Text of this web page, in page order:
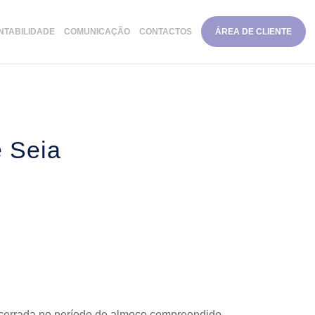
COMUNICAÇÃO CONTACTOS ÁREA DE CLIENTE
Seia